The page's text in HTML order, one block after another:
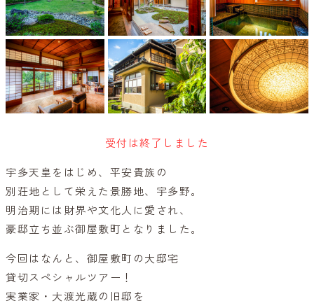
受付は終了しました
宇多天皇をはじめ、平安貴族の
別荘地として栄えた景勝地、宇多野。
明治期には財界や文化人に愛され、
豪邸立ち並ぶ御屋敷町となりました。
今回はなんと、御屋敷町の大邸宅
貸切スペシャルツアー！
実業家・大渡光蔵の旧邸を